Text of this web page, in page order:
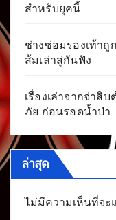
สำหรับยุคนี้
ช่างซ่อมรองเท้า
ส้มเล่าสู่กันฟัง
เรื่องเล่าจากจ่าสิ
ภัย ก่อนรอดน้ำป่า
ล่าสุด
ไม่มีความเห็นที่จะ